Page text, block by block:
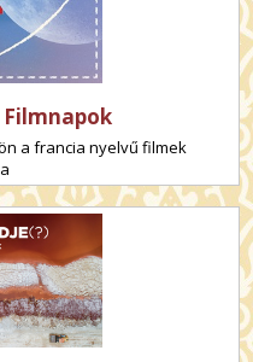
a francia nyelvű filmek